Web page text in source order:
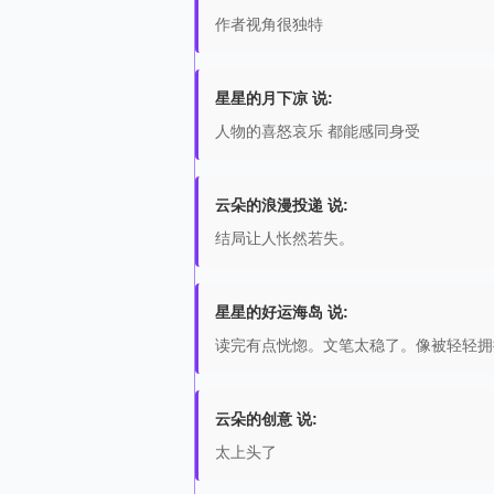
作者视角很独特
星星的月下凉 说:
人物的喜怒哀乐 都能感同身受
云朵的浪漫投递 说:
结局让人怅然若失。
星星的好运海岛 说:
读完有点恍惚。文笔太稳了。像被轻轻
云朵的创意 说:
太上头了